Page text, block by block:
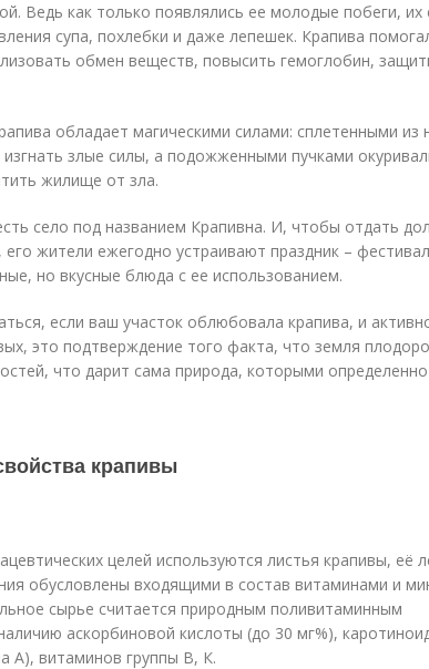
Ведь как только появлялись ее молодые побеги, их
супа, похлебки и даже лепешек. Крапива
обмен веществ, повысить гемоглобин,
обладает магическими силами: сплетенными из
злые силы, а подожженными пучками
жилище от зла.
село под названием Крапивна. И, чтобы отдать
жители ежегодно устраивают праздник –
но вкусные блюда с ее использованием.
если ваш участок облюбовала крапива, и
это подтверждение того факта, что земля
что дарит сама природа, которыми
крапивы
целей используются листья крапивы, её
обусловлены входящими в состав витаминами и
сырье считается природным поливитаминным
аскорбиновой кислоты (до 30 мг%),
А), витаминов группы В, К.